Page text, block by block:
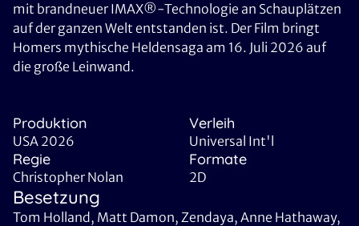
mit brandneuer IMAX®-Technologie an Schauplätzen
auf der ganzen Welt entstanden ist. Der Film bringt
Homers mythische Heldensaga am 16. Juli 2026 auf
die große Leinwand.
Produktion
USA 2026
Verleih
Universal Int'l
Regie
Christopher Nolan
Formate
2D
Besetzung
Tom Holland, Matt Damon, Zendaya, Anne Hathaway,